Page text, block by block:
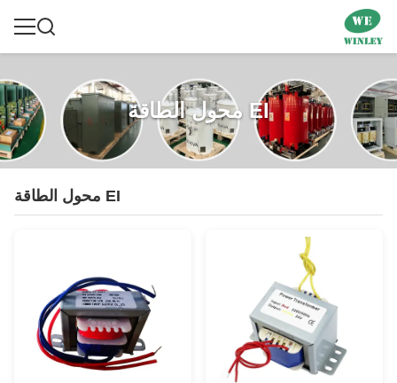
محول الطاقة EI
محول الطاقة EI